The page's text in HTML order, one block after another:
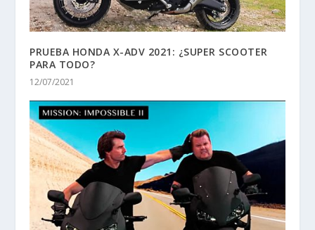
PRUEBA HONDA X-ADV 2021: ¿SUPER SCOOTER
PARA TODO?
12/07/2021